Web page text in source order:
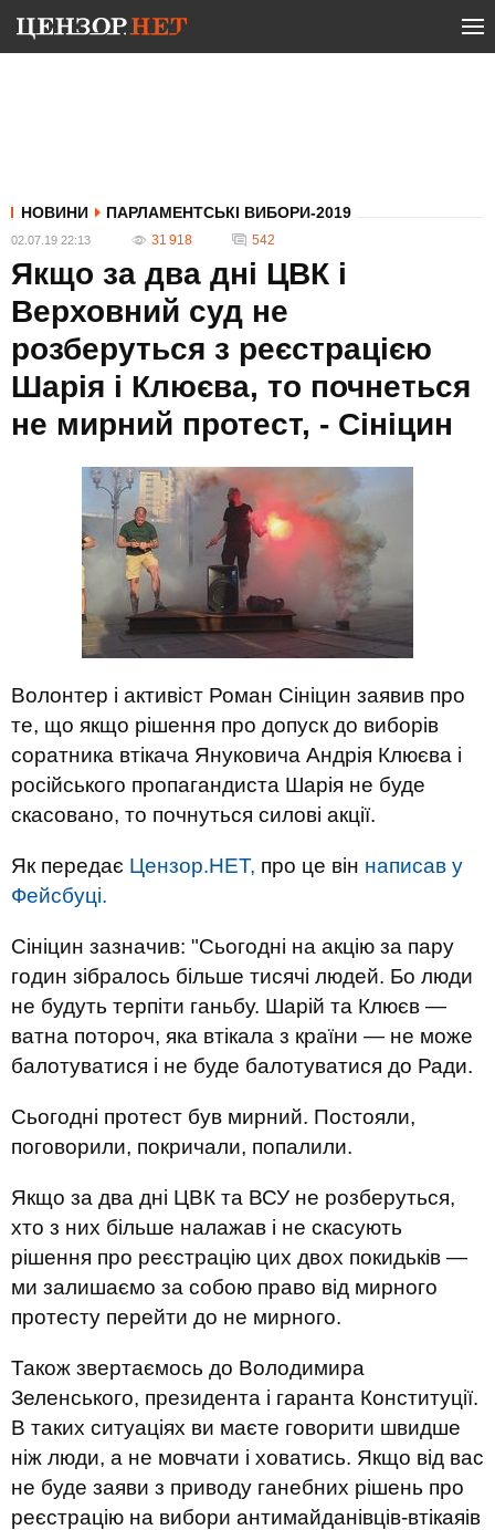
НОВИНИ ПАРЛАМЕНТСЬКІ ВИБОРИ-2019
02.07.19 22:13 31 918 542
Якщо за два дні ЦВК і
Верховний суд не
розберуться з реєстрацією
Шарія і Клюєва, то почнеться
не мирний протест, - Сініцин
Волонтер і активіст Роман Сініцин заявив про
те, що якщо рішення про допуск до виборів
соратника втікача Януковича Андрія Клюєва і
російського пропагандиста Шарія не буде
скасовано, то почнуться силові акції.
Як передає Цензор.НЕТ, про це він написав у
Фейсбуці.
Сініцин зазначив: "Сьогодні на акцію за пару
годин зібралось більше тисячі людей. Бо люди
не будуть терпіти ганьбу. Шарій та Клюєв —
ватна потороч, яка втікала з країни — не може
балотуватися і не буде балотуватися до Ради.
Сьогодні протест був мирний. Постояли,
поговорили, покричали, попалили.
Якщо за два дні ЦВК та ВСУ не розберуться,
хто з них більше налажав і не скасують
рішення про реєстрацію цих двох покидьків —
ми залишаємо за собою право від мирного
протесту перейти до не мирного.
Також звертаємось до Володимира
Зеленського, президента і гаранта Конституції.
В таких ситуаціях ви маєте говорити швидше
ніж люди, а не мовчати і ховатись. Якщо від вас
не буде заяви з приводу ганебних рішень про
реєстрацію на вибори антимайданівців-втікаяів